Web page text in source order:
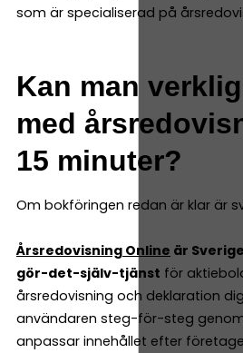
som är specialiserad på
Kan man
med
15 minuter?
Om bokföringen redan är klar är
Årsredovisning Online är
gör-det-själv-tjänst för
årsredovisning och deklaration
användaren steg-för-steg
anpassar innehållet efter